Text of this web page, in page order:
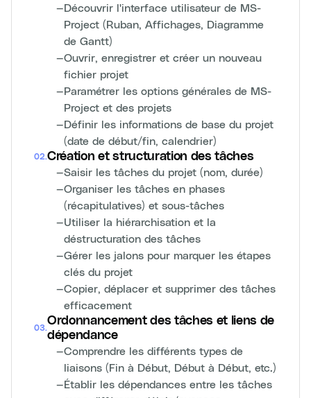
—Découvrir l'interface utilisateur de MS-
Project (Ruban, Affichages, Diagramme
de Gantt)
—Ouvrir, enregistrer et créer un nouveau
fichier projet
—Paramétrer les options générales de MS-
Project et des projets
—Définir les informations de base du projet
(date de début/fin, calendrier)
02.Création et structuration des tâches
—Saisir les tâches du projet (nom, durée)
—Organiser les tâches en phases
(récapitulatives) et sous-tâches
—Utiliser la hiérarchisation et la
déstructuration des tâches
—Gérer les jalons pour marquer les étapes
clés du projet
—Copier, déplacer et supprimer des tâches
efficacement
03.
Ordonnancement des tâches et liens de
dépendance
—Comprendre les différents types de
liaisons (Fin à Début, Début à Début, etc.)
—Établir les dépendances entre les tâches